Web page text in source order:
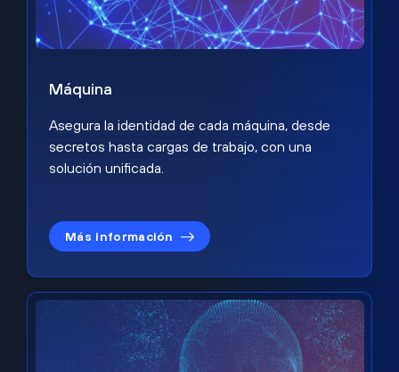
Máquina
Asegura la identidad de cada máquina, desde
secretos hasta cargas de trabajo, con una
solución unificada.
Más información